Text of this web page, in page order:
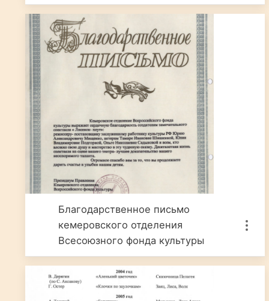
Благодарственное письмо
кемеровского отделения
Всесоюзного фонда культуры